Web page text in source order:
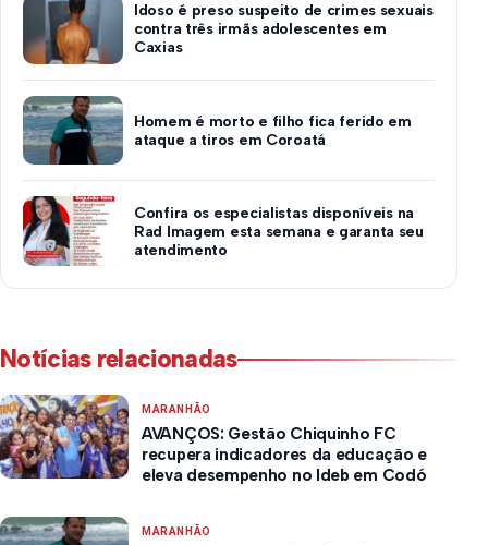
Idoso é preso suspeito de crimes sexuais
contra três irmãs adolescentes em
Caxias
Homem é morto e filho fica ferido em
ataque a tiros em Coroatá
Confira os especialistas disponíveis na
Rad Imagem esta semana e garanta seu
atendimento
Notícias relacionadas
MARANHÃO
AVANÇOS: Gestão Chiquinho FC
recupera indicadores da educação e
eleva desempenho no Ideb em Codó
MARANHÃO